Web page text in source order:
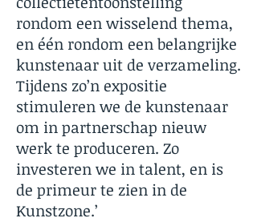
rondom een wisselend thema,
en één rondom een belangrijke
kunstenaar uit de verzameling.
Tijdens zo’n expositie
stimuleren we de kunstenaar
om in partnerschap nieuw
werk te produceren. Zo
investeren we in talent, en is
de primeur te zien in de
Kunstzone.’